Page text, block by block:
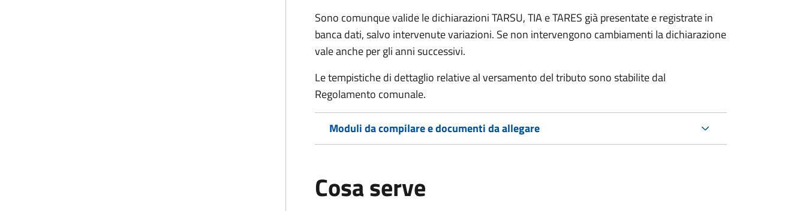
Sono comunque valide le dichiarazioni TARSU, TIA e TARES già presentate e registrate in
banca dati, salvo intervenute variazioni. Se non intervengono cambiamenti la dichiarazione
vale anche per gli anni successivi.
Le tempistiche di dettaglio relative al versamento del tributo sono stabilite dal
Regolamento comunale.
Moduli da compilare e documenti da allegare
Cosa serve